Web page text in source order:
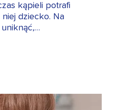
kąpieli potrafi
dziecko. Na